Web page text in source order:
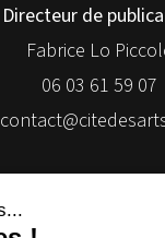
Directeur de
Fabrice Lo
06 03 61 59 07